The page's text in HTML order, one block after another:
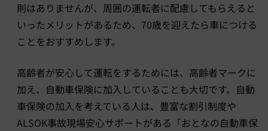
則はありませんが、周囲の運転者に配慮してもらえると
いったメリットがあるため、70歳を迎えたら車につける
ことをおすすめします。
高齢者が安心して運転をするためには、高齢者マークに
加え、自動車保険に加入していることも大切です。自動
車保険の加入を考えている人は、豊富な割引制度や
ALSOK事故現場安心サポートがある「おとなの自動車保